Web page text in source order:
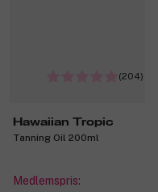
(204)
Hawaiian Tropic
Tanning Oil 200ml
Medlemspris: